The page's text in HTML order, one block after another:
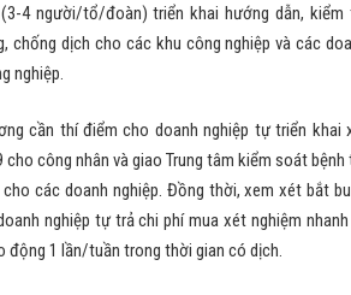
4 người/tổ/đoàn) triển khai hướng dẫn, kiểm
chống dịch cho các khu công nghiệp và các
nghiệp.
cần thí điểm cho doanh nghiệp tự triển khai
cho công nhân và giao Trung tâm kiểm soát
các doanh nghiệp. Đồng thời, xem xét bắt
nghiệp tự trả chi phí mua xét nghiệm
động 1 lần/tuần trong thời gian có dịch.